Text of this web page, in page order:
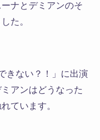
ナとデミアンのそ
た。
きない？！」に出演
アンはどうなった
ています。